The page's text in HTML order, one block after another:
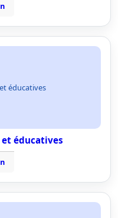
éducatives
éducatives